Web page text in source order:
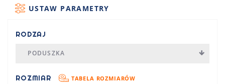
USTAW PARAMETRY
RODZAJ
PODUSZKA
ROZMIAR TABELA ROZMIARÓW